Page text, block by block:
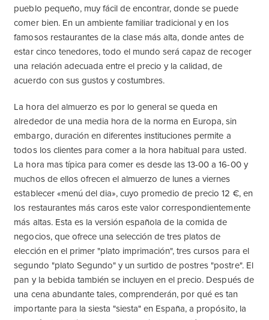
pueblo pequeño, muy fácil de encontrar, donde se puede
comer bien. En un ambiente familiar tradicional y en los
famosos restaurantes de la clase más alta, donde antes de
estar cinco tenedores, todo el mundo será capaz de recoger
una relación adecuada entre el precio y la calidad, de
acuerdo con sus gustos y costumbres.
La hora del almuerzo es por lo general se queda en
alrededor de una media hora de la norma en Europa, sin
embargo, duración en diferentes instituciones permite a
todos los clientes para comer a la hora habitual para usted.
La hora mas típica para comer es desde las 13-00 a 16-00 y
muchos de ellos ofrecen el almuerzo de lunes a viernes
establecer «menú del dia», cuyo promedio de precio 12 €, en
los restaurantes más caros este valor correspondientemente
más altas. Esta es la versión española de la comida de
negocios, que ofrece una selección de tres platos de
elección en el primer "plato imprimación", tres cursos para el
segundo "plato Segundo" y un surtido de postres "postre". El
pan y la bebida también se incluyen en el precio. Después de
una cena abundante tales, comprenderán, por qué es tan
importante para la siesta "siesta" en España, a propósito, la